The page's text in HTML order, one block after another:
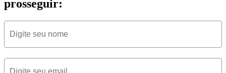
prosseguir: